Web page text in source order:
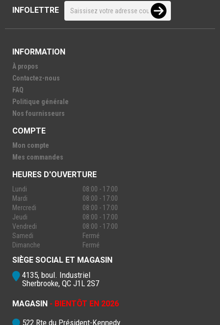
INFOLETTRE
INFORMATION
À propos
Contactez-nous
FAQ
Politique générale
Nos fournisseurs
COMPTE
Mon compte
Mes commandes
HEURES D'OUVERTURE
Lundi
08:00 - 17:00
Mardi
08:00 - 17:00
Mercredi
08:00 - 17:00
Jeudi
08:00 - 17:00
Vendredi
08:00 - 17:00
Samedi
Fermé
Dimanche
Fermé
SIÈGE SOCIAL ET MAGASIN
4135, boul. Industriel
Sherbrooke, QC J1L 2S7
MAGASIN - BIENTÔT EN 2026
522 Rte du Président-Kennedy